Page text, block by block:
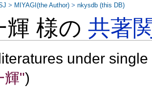
輝 様の共著
under
輝")
> MIYAGI(the Author) >nkysdb (this DB)